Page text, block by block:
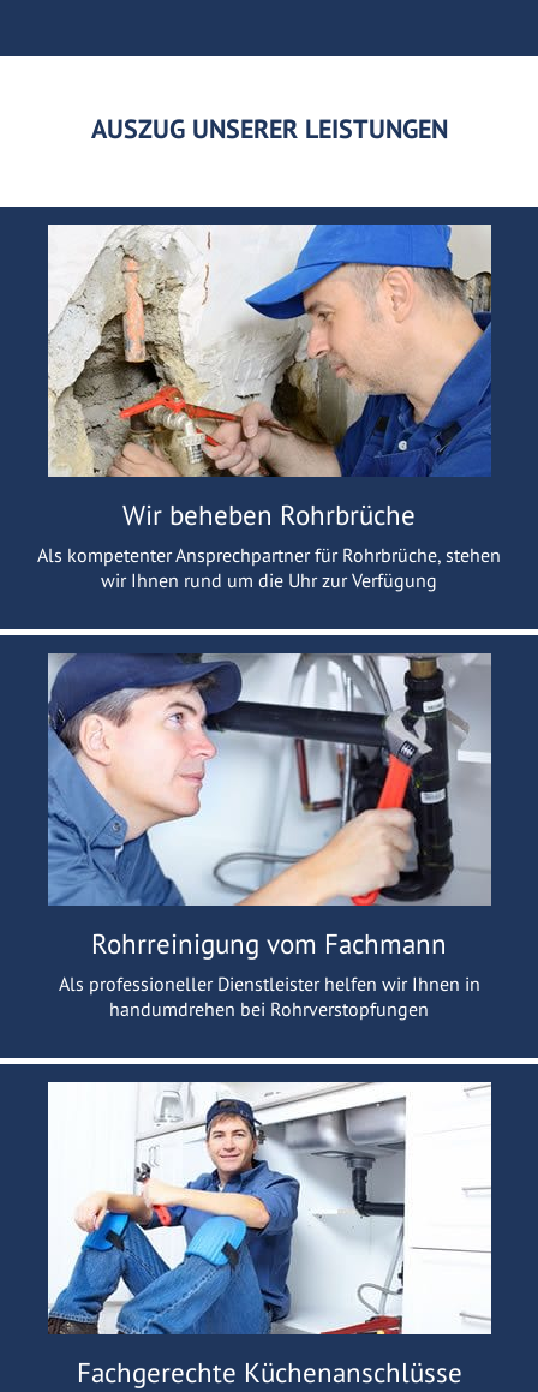
AUSZUG UNSERER LEISTUNGEN
Wir beheben Rohrbrüche
Als kompetenter Ansprechpartner für Rohrbrüche, stehen
wir Ihnen rund um die Uhr zur Verfügung
Rohrreinigung vom Fachmann
Als professioneller Dienstleister helfen wir Ihnen in
handumdrehen bei Rohrverstopfungen
Fachgerechte Küchenanschlüsse